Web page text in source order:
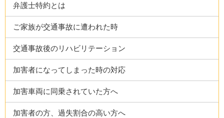
弁護士特約とは
ご家族が交通事故に遭われた時
交通事故後のリハビリテーション
加害者になってしまった時の対応
加害車両に同乗されていた方へ
加害者の方、過失割合の高い方へ